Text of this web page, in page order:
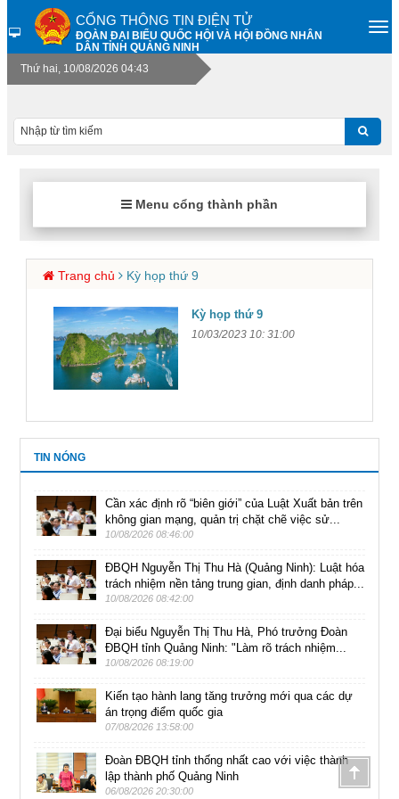
CỔNG THÔNG TIN ĐIỆN TỬ
ĐOÀN ĐẠI BIỂU QUỐC HỘI VÀ HỘI ĐỒNG NHÂN
DÂN TỈNH QUẢNG NINH
Thứ hai, 10/08/2026 04:43
Menu cổng thành phần
Trang chủ Kỳ họp thứ 9
Kỳ họp thứ 9
10/03/2023 10: 31:00
TIN NÓNG
Cần xác định rõ “biên giới” của Luật Xuất bản trên
không gian mạng, quản trị chặt chẽ việc sử...
10/08/2026 08:46:00
ĐBQH Nguyễn Thị Thu Hà (Quảng Ninh): Luật hóa
trách nhiệm nền tảng trung gian, định danh pháp...
10/08/2026 08:42:00
Đại biểu Nguyễn Thị Thu Hà, Phó trưởng Đoàn
ĐBQH tỉnh Quảng Ninh: "Làm rõ trách nhiệm...
10/08/2026 08:19:00
Kiến tạo hành lang tăng trưởng mới qua các dự
án trọng điểm quốc gia
07/08/2026 13:58:00
Đoàn ĐBQH tỉnh thống nhất cao với việc thành
lập thành phố Quảng Ninh
06/08/2026 20:30:00